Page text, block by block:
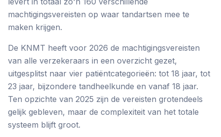
machtigingsvereisten op waar tandartsen mee te
maken krijgen.
De KNMT heeft voor 2026 de machtigingsvereisten
van alle verzekeraars in een overzicht gezet,
uitgesplitst naar vier patiëntcategorieën: tot 18 jaar, tot
23 jaar, bijzondere tandheelkunde en vanaf 18 jaar.
Ten opzichte van 2025 zijn de vereisten grotendeels
gelijk gebleven, maar de complexiteit van het totale
systeem blijft groot.